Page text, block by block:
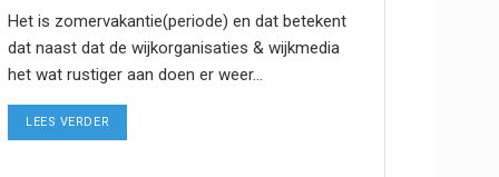
Het is zomervakantie(periode) en dat betekent
dat naast dat de wijkorganisaties & wijkmedia
het wat rustiger aan doen er weer...
LEES VERDER